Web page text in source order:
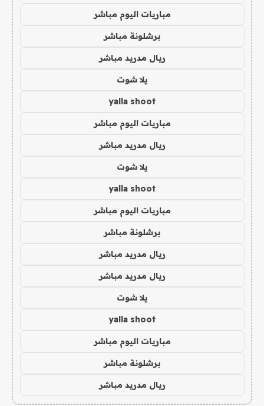
مباريات اليوم مباشر
برشلونة مباشر
ريال مدريد مباشر
يلا شوت
yalla shoot
مباريات اليوم مباشر
ريال مدريد مباشر
يلا شوت
yalla shoot
مباريات اليوم مباشر
برشلونة مباشر
ريال مدريد مباشر
ريال مدريد مباشر
يلا شوت
yalla shoot
مباريات اليوم مباشر
برشلونة مباشر
ريال مدريد مباشر